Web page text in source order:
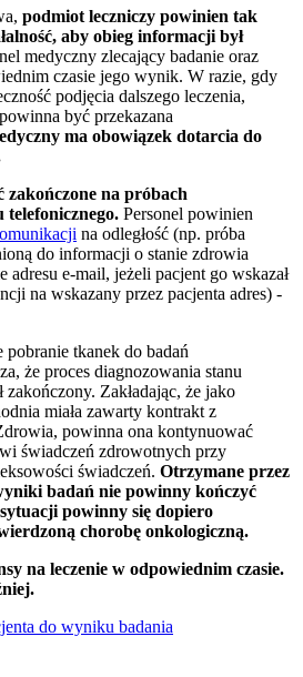
podmiot leczniczy powinien tak
aby obieg informacji był
medyczny zlecający badanie oraz
czasie jego wynik. W razie, gdy
podjęcia dalszego leczenia,
być przekazana
ma obowiązek dotarcia do
zakończone na próbach
telefonicznego. Personel powinien
na odległość (np. próba
do informacji o stanie zdrowia
adresu e-mail, jeżeli pacjent go wskazał
na wskazany przez pacjenta adres) -
pobranie tkanek do badań
że proces diagnozowania stanu
zakończony. Zakładając, że jako
miała zawarty kontrakt z
powinna ona kontynuować
świadczeń zdrowotnych przy
świadczeń. Otrzymane przez
badań nie powinny kończyć
powinny się dopiero
chorobę onkologiczną.
na leczenie w odpowiednim czasie.
do wyniku badania